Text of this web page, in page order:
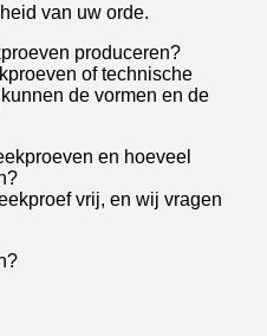
van uw orde.
produceren?
of technische
de vormen en de
en hoeveel
vrij, en wij vragen